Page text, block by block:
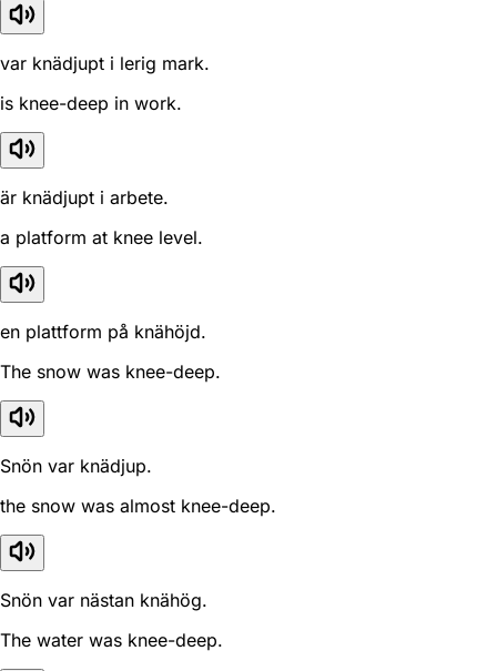
var knädjupt i lerig mark.
is knee-deep in work.
är knädjupt i arbete.
a platform at knee level.
en plattform på knähöjd.
The snow was knee-deep.
Snön var knädjup.
the snow was almost knee-deep.
Snön var nästan knähög.
The water was knee-deep.